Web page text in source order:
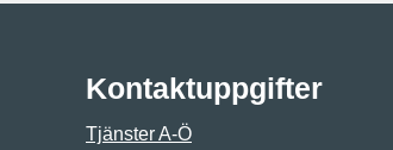
Kontaktuppgifter
Tjänster A-Ö